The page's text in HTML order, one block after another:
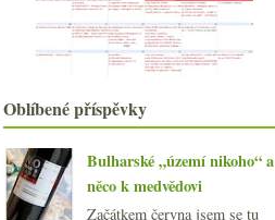
(240)
2016(250)
2015(251)
►2013(249)
►2012(254)
►2011(252)
►2010(249)
► 2009(249)
Oblíbené příspěvky
Bulharské „území nikoho“ a
něco k medvědovi
Začátkem června jsem se tu